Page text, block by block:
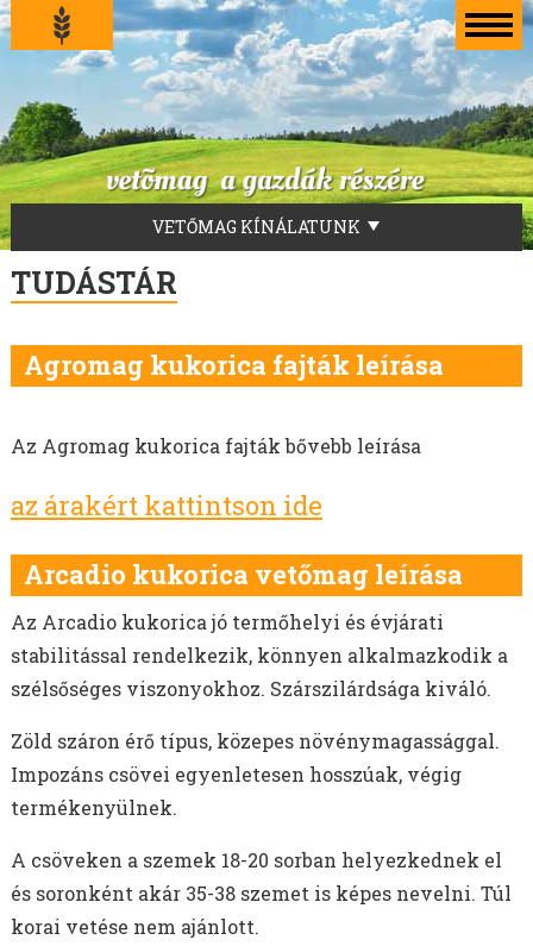
VETŐMAG KÍNÁLATUNK
LUCERNA VETŐMAG
FŰVEKERÉKEK
TILLAGE-ZÖLDTRÁGYA-ZÖLDUGAR-MÉHLEGELŐ
SZENÁZS KEVERÉKEK
FÜVEK
HEREFÉLÉK
SZARVASKEREP VETŐMAG
SZUDÁNIFŰ VETŐMAG
CIROK VETŐMAG
KÖLES VETŐMAG
KUKORICA VETŐMAG
BÜKKÖNY VETŐMAG
BORSÓ VETŐMAG
BALTACÍM VETŐMAG
MÉHLEGELŐ KEVERÉKEK
VADLEGELŐ KEVERÉKEK
TUDÁSTÁR
Agromag kukorica fajták leírása
Az Agromag kukorica fajták bővebb leírása
az árakért kattintson ide
Arcadio kukorica vetőmag leírása
Az Arcadio kukorica jó termőhelyi és évjárati
stabilitással rendelkezik, könnyen alkalmazkodik a
szélsőséges viszonyokhoz. Szárszilárdsága kiváló.
Zöld száron érő típus, közepes növénymagassággal.
Impozáns csövei egyenletesen hosszúak, végig
termékenyülnek.
A csöveken a szemek 18-20 sorban helyezkednek el
és soronként akár 35-38 szemet is képes nevelni. Túl
korai vetése nem ajánlott.